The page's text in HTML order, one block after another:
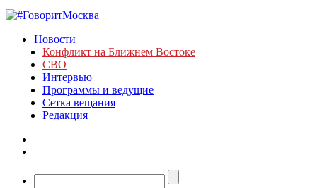
Новости
Конфликт на Ближнем Востоке
СВО
Интервью
Программы и ведущие
Сетка вещания
Редакция